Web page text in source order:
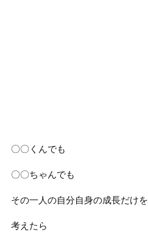
〇〇くんでも
〇〇ちゃんでも
その一人の自分自身の成長だけを
考えたら